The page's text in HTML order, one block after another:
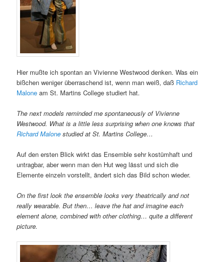
Hier mußte ich spontan an Vivienne Westwood denken. Was ein
bißchen weniger überraschend ist, wenn man weiß, daß Richard
Malone am St. Martins College studiert hat.
The next models reminded me spontaneously of Vivienne
Westwood. What is a little less surprising when one knows that
Richard Malone studied at St. Martins College…
Auf den ersten Blick wirkt das Ensemble sehr kostümhaft und
untragbar, aber wenn man den Hut weg lässt und sich die
Elemente einzeln vorstellt, ändert sich das Bild schon wieder.
On the first look the ensemble looks very theatrically and not
really wearable. But then… leave the hat and imagine each
element alone, combined with other clothing… quite a different
picture.